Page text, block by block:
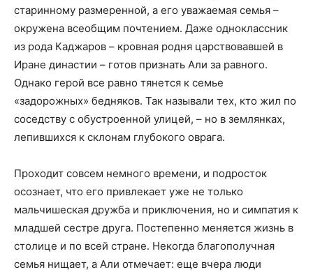
старинному размеренной, а его уважаемая семья –
окружена всеобщим почтением. Даже одноклассник
из рода Каджаров – кровная родня царствовавшей в
Иране династии – готов признать Али за равного.
Однако герой все равно тянется к семье
«задорожных» бедняков. Так называли тех, кто жил по
соседству с обустроенной улицей, – но в землянках,
лепившихся к склонам глубокого оврага.
Проходит совсем немного времени, и подросток
осознает, что его привлекает уже не только
мальчишеская дружба и приключения, но и симпатия к
младшей сестре друга. Постепенно меняется жизнь в
столице и по всей стране. Некогда благополучная
семья нищает, а Али отмечает: еще вчера люди